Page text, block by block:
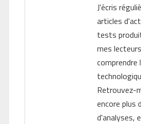
J'écris
articles
tests
mes
comprendre
Retrouvez-
encore plus
d'analyses,